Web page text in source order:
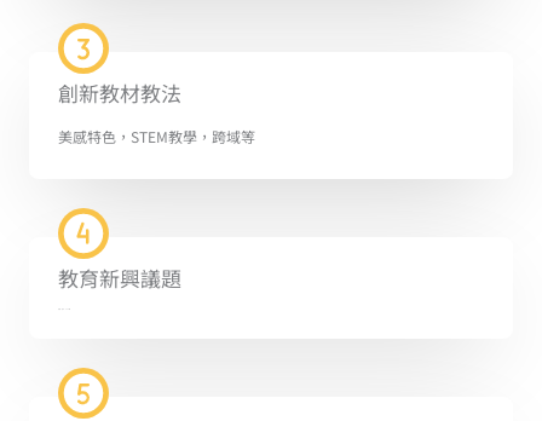
創新教材教法
美感特色，STEM教學，跨域等
教育新興議題